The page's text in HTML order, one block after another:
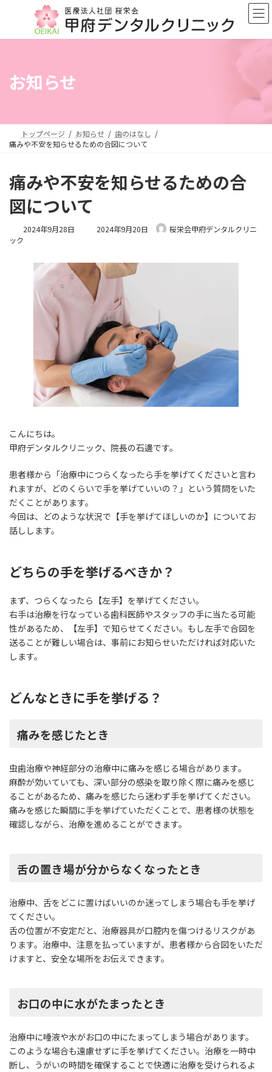
ン
ー
お知らせ
トップページ お知らせ
歯のはなし
痛みや不安を知らせるための合図について
痛みや不安を知らせるための合
図について
2024年9月28日
最
日
時
:
2024年9月20日
桜栄会甲府デンタルクリニ
ック
こんにちは。
甲府デンタルクリニック、院長の石邊です。
患者様から「治療中につらくなったら手を挙げてくださいと言わ
れますが、どのくらいで手を挙げていいの？」という質問をいた
だくことがあります。
今回は、どのような状況で【手を挙げてほしいのか】についてお
話しします。
どちらの手を挙げるべきか？
まず、つらくなったら【左手】を挙げてください。
右手は治療を行なっている歯科医師やスタッフの手に当たる可能
性があるため、【左手】で知らせてください。もし左手で合図を
送ることが難しい場合は、事前にお知らせいただければ対応いた
します。
どんなときに手を挙げる？
痛みを感じたとき
虫歯治療や神経部分の治療中に痛みを感じる場合があります。
麻酔が効いていても、深い部分の感染を取り除く際に痛みを感じ
ることがあるため、痛みを感じたら迷わず手を挙げてください。
痛みを感じた瞬間に手を挙げていただくことで、患者様の状態を
確認しながら、治療を進めることができます。
舌の置き場が分からなくなったとき
治療中、舌をどこに置けばいいのか迷ってしまう場合も手を挙げ
てください。
舌の位置が不安定だと、治療器具が口腔内を傷つけるリスクがあ
ります。治療中、注意を払っていますが、患者様から合図をいただ
けますと、安全な場所をお伝えできます。
お口の中に水がたまったとき
治療中に唾液や水がお口の中にたまってしまう場合があります。
このような場合も遠慮せずに手を挙げてください。治療を一時中
断し、うがいの時間を確保することで快適に治療を受けられるよ